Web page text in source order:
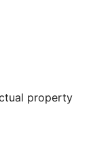
property